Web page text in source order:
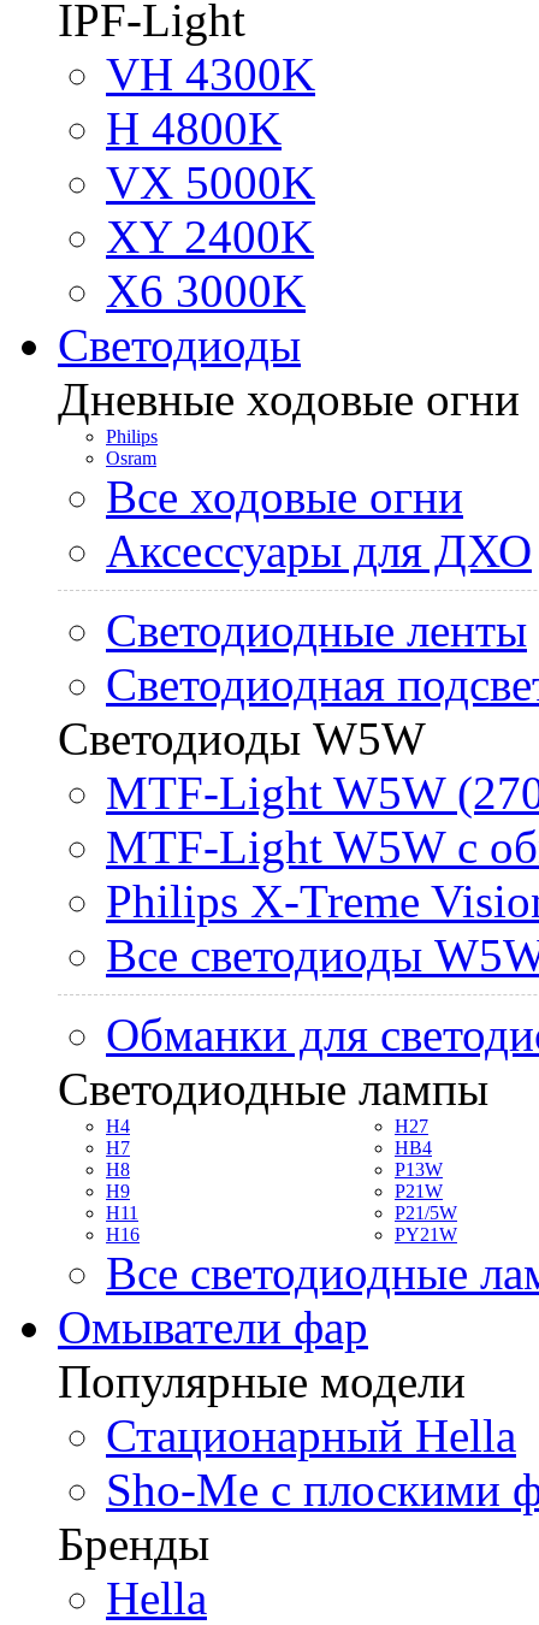
IPF-Light
VH 4300K
H 4800K
VX 5000K
XY 2400K
X6 3000K
Светодиоды
Дневные ходовые огни
Philips
Osram
Все ходовые огни
Аксессуары для ДХО
Светодиодные ленты
Светодиодная
Светодиоды W5W
MTF-Light W5W
MTF-Light W5W с
Philips X-Treme
Все светодиоды
Обманки для
Светодиодные лампы
H4
H7
H8
H9
H11
H16
H27
HB4
P13W
P21W
P21/5W
PY21W
Все светодиодные
Омыватели фар
Популярные модели
Стационарный Hella
Sho-Me с плоскими
Бренды
Hella